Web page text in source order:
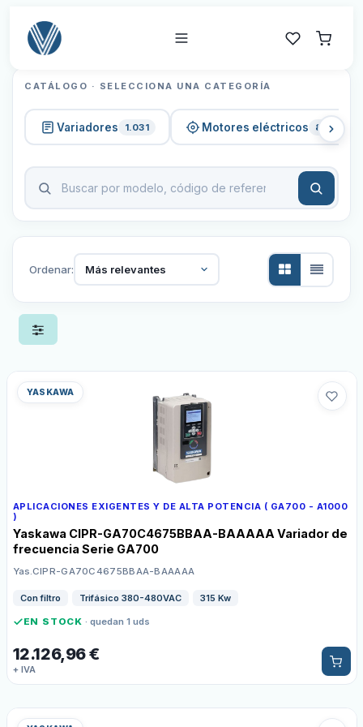
CATÁLOGO · SELECCIONA UNA CATEGORÍA
Variadores 1.031 Motores eléctricos 820
Ordenar: Más relevantes
YASKAWA
APLICACIONES EXIGENTES Y DE ALTA POTENCIA ( GA700 - A1000
)
Yaskawa CIPR-GA70C4675BBAA-BAAAAA Variador de
frecuencia Serie GA700
Yas.CIPR-GA70C4675BBAA-BAAAAA
Con filtro Trifásico 380-480VAC 315 Kw
EN STOCK · quedan 1 uds
12.126,96€
+ IVA